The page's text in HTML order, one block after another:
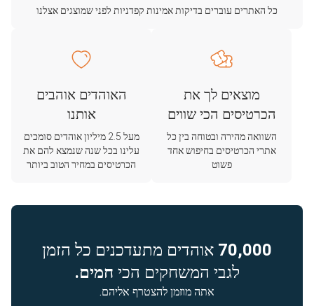
כל האתרים עוברים בדיקות אמינות קפדניות לפני שמוצגים אצלנו
מוצאים לך את
הכרטיסים הכי שווים
השוואה מהירה ובטוחה בין כל
אתרי הכרטיסים בחיפוש אחד
פשוט
האוהדים אוהבים
אותנו
מעל 2.5 מיליון אוהדים סומכים
עלינו בכל שנה שנמצא להם את
הכרטיסים במחיר הטוב ביותר
70,000 אוהדים מתעדכנים כל הזמן
לגבי המשחקים הכי חמים.
אתה מוזמן להצטרף אליהם.